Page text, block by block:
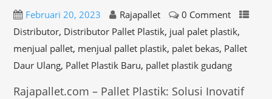
Februari 20, 2023 Rajapallet
0 Comment
Distributor, Distributor Pallet Plastik, jual palet plastik,
menjual pallet, menjual pallet plastik, palet bekas, Pallet
Daur Ulang, Pallet Plastik Baru, pallet plastik gudang
Rajapallet.com – Pallet Plastik: Solusi Inovatif